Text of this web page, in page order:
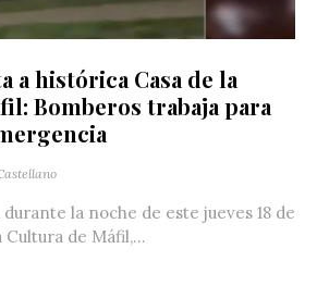
a histórica Casa de la
Bomberos trabaja para
la noche de este jueves 18 de
Cultura de Máfil,...